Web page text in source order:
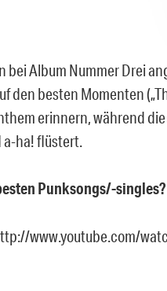
bei Album Nummer Drei
den besten Momenten
erinnern, während die
ha! flüstert.
Punksongs/-singles?
www.youtube.com/